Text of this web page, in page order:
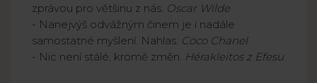
zprávou pro většinu z nás. Oscar Wilde
- Nanejvýš odvážným činem je i nadále
samostatné myšlení. Nahlas. Coco Chanel
- Nic není stálé, kromě změn. Hérakleitos z Efesu